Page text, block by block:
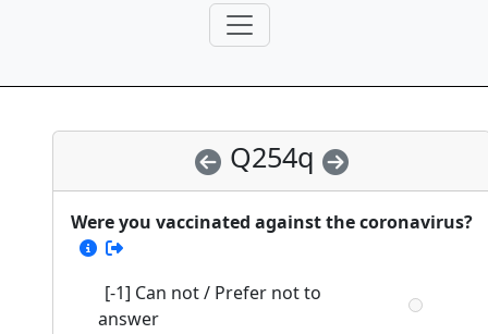
Q254q
Were you vaccinated against the coronavirus?
[-1] Can not / Prefer not to
answer